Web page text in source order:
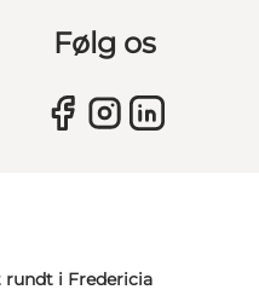
Følg os
rundt i Fredericia